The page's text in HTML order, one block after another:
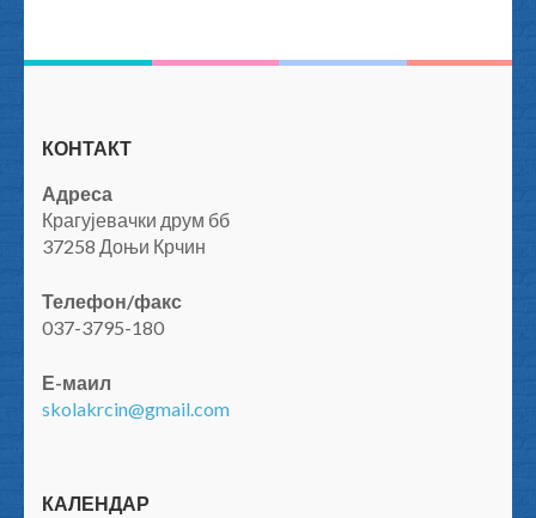
КОНТАКТ
Адреса
Крагујевачки друм бб
37258 Доњи Крчин
Телефон/факс
037-3795-180
Е-маил
skolakrcin@gmail.com
КАЛЕНДАР